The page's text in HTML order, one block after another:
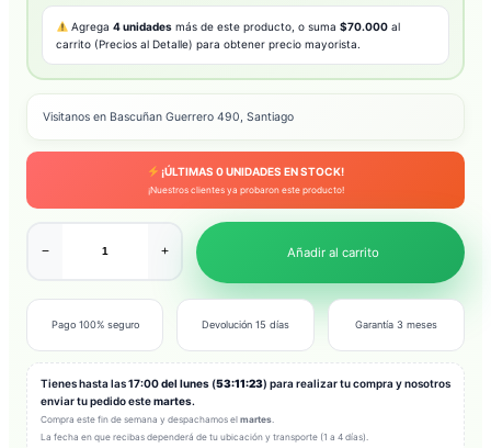
Agrega4 unidades más de este producto, o suma$70.000 al
carrito (Precios al Detalle) para obtener precio mayorista.
Visitanos en Bascuñan Guerrero 490, Santiago
¡ÚLTIMAS0UNIDADES EN STOCK!
¡Nuestros clientes ya probaron este producto!
− + Añadir al carrito
Pago 100% seguro Devolución 15 días Garantía 3 meses
Tienes hasta las17:00 del lunes (53:11:21) para realizar tu compra y nosotros
enviar tu pedido estemartes.
Compra este fin de semana y despachamos el martes
La fecha en que recibas dependerá de tu ubicación y transporte (1 a 4 días).